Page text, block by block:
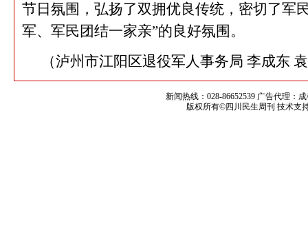
节日氛围，弘扬了双拥优良传统，密切了军
军、军民团结一家亲”的良好氛围。
（泸州市江阳区退役军人事务局 李成东
新闻热线：028-86652539 广告代理：
版权所有©四川民生周刊 技术支